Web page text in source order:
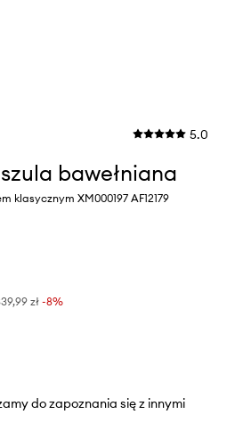
5.0
bawełniana
klasycznym XM000197 AF12179
zł -8%
do zapoznania się z innymi